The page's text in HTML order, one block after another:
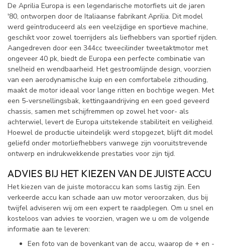
De Aprilia Europa is een legendarische motorfiets uit de jaren
'80, ontworpen door de Italiaanse fabrikant Aprilia. Dit model
werd geïntroduceerd als een veelzijdige en sportieve machine,
geschikt voor zowel toerrijders als liefhebbers van sportief rijden.
Aangedreven door een 344cc tweecilinder tweetaktmotor met
ongeveer 40 pk, biedt de Europa een perfecte combinatie van
snelheid en wendbaarheid. Het gestroomlijnde design, voorzien
van een aerodynamische kuip en een comfortabele zithouding,
maakt de motor ideaal voor lange ritten en bochtige wegen. Met
een 5-versnellingsbak, kettingaandrijving en een goed geveerd
chassis, samen met schijfremmen op zowel het voor- als
achterwiel, levert de Europa uitstekende stabiliteit en veiligheid.
Hoewel de productie uiteindelijk werd stopgezet, blijft dit model
geliefd onder motorliefhebbers vanwege zijn vooruitstrevende
ontwerp en indrukwekkende prestaties voor zijn tijd.
ADVIES BIJ HET KIEZEN VAN DE JUISTE ACCU
Het kiezen van de juiste motoraccu kan soms lastig zijn. Een
verkeerde accu kan schade aan uw motor veroorzaken, dus bij
twijfel adviseren wij om een expert te raadplegen. Om u snel en
kosteloos van advies te voorzien, vragen we u om de volgende
informatie aan te leveren:
Een foto van de bovenkant van de accu, waarop de + en -